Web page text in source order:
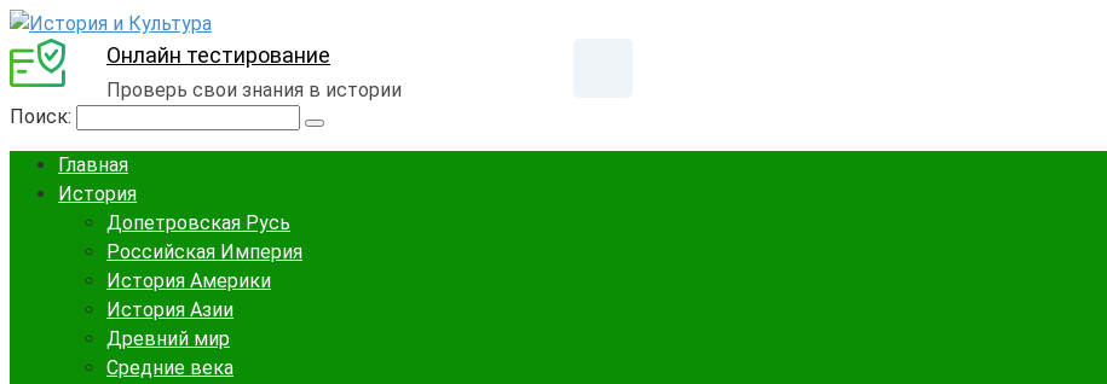
Онлайн тестирование
Проверь свои знания в истории
Поиск:
Главная
История
Допетровская Русь
Российская Империя
История Америки
История Азии
Древний мир
Средние века